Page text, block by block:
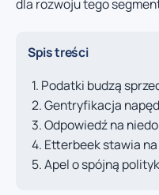
dla rozwoju tego
Spis treści
Podatki budzą
Gentryfikacja
Odpowiedź na
Etterbeek stawia
Apel o spójną